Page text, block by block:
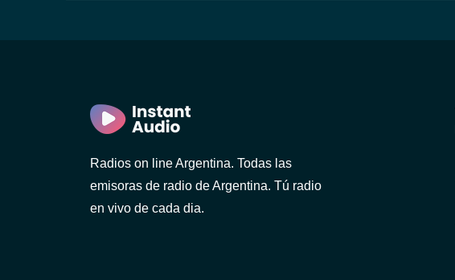
Radios on line Argentina. Todas las
emisoras de radio de Argentina. Tú radio
en vivo de cada dia.